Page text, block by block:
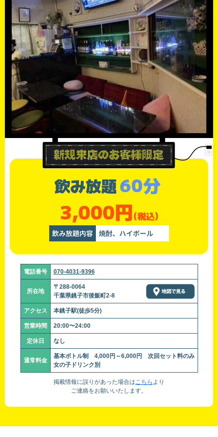
飲み放題60分
3,000円(税込)
飲み放題内容 焼酎、ハイボール
電話番号 070-4031-9396
所在地
〒288-0064
千葉県銚子市後飯町2-8
アクセス 本銚子駅(徒歩5分)
営業時間 20:00〜24:00
定休日 なし
通常料金
基本ボトル制 4,000円～6,000円 次回セット料のみ
女の子ドリンク別
掲載情報に誤りがあった場合はこちら より
ご連絡をお願いいたします。